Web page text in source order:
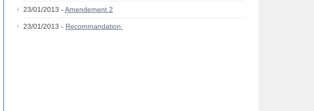
23/01/2013 - Amendement 2
23/01/2013 - Recommandation